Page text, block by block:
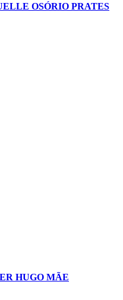
OSÓRIO PRATES
HUGO MÃE